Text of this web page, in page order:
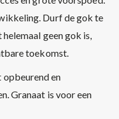
Durf de gok te
geen gok is,
toekomst.
en
Granaat is voor een